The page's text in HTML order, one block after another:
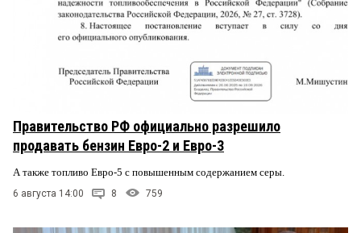
Правительство РФ официально разрешило
продавать бензин Евро-2 и Евро-3
А также топливо Евро-5 с повышенным содержанием серы.
6 августа 14:00 8 759